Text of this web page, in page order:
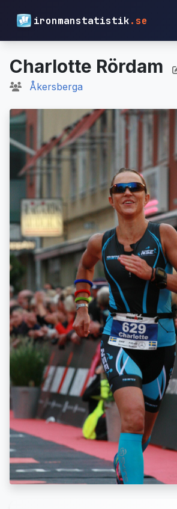
ironmanstatistik.se
Charlotte Rördam
Åkersberga